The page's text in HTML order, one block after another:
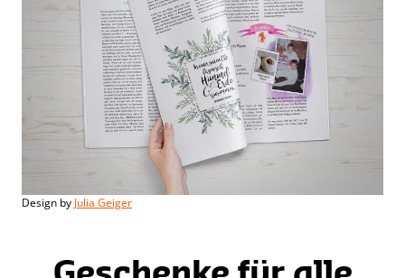
Design by Julia Geiger